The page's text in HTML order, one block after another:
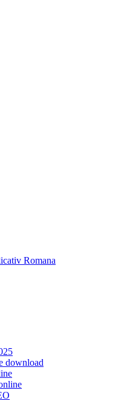
Romana
download